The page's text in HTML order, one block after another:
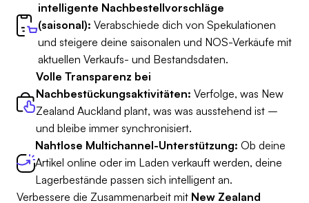
intelligente Nachbestellvorschläge
(saisonal): Verabschiede dich von Spekulationen
und steigere deine saisonalen und NOS-Verkäufe mit
aktuellen Verkaufs- und Bestandsdaten.
Volle Transparenz bei
Nachbestückungsaktivitäten: Verfolge, was New
Zealand Auckland plant, was was ausstehend ist –
und bleibe immer synchronisiert.
Nahtlose Multichannel-Unterstützung: Ob deine
Artikel online oder im Laden verkauft werden, deine
Lagerbestände passen sich intelligent an.
Verbessere die Zusammenarbeit mit New Zealand